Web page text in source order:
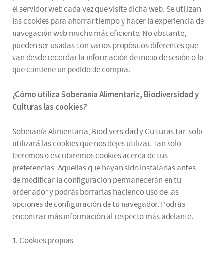
el servidor web cada vez que visite dicha web. Se utilizan
las cookies para ahorrar tiempo y hacer la experiencia de
navegación web mucho más eficiente. No obstante,
pueden ser usadas con varios propósitos diferentes que
van desde recordar la información de inicio de sesión o lo
que contiene un pedido de compra.
¿Cómo utilizaSoberanía Alimentaria, Biodiversidad y
Culturas las cookies?
Soberanía Alimentaria, Biodiversidad y Culturas tan solo
utilizará las cookies que nos dejes utilizar. Tan solo
leeremos o escribiremos cookies acerca de tus
preferencias. Aquellas que hayan sido instaladas antes
de modificar la configuración permanecerán en tu
ordenador y podrás borrarlas haciendo uso de las
opciones de configuración de tu navegador. Podrás
encontrar más información al respecto más adelante.
1. Cookies propias